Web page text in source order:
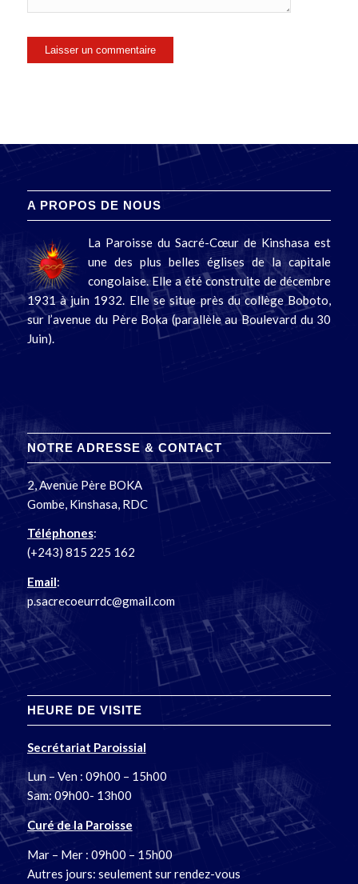
A PROPOS DE NOUS
La Paroisse du Sacré-Cœur de Kinshasa est
une des plus belles églises de la capitale
congolaise. Elle a été construite de décembre
1931 à juin 1932. Elle se situe près du collège Boboto,
sur l’avenue du Père Boka (parallèle au Boulevard du 30
Juin).
NOTRE ADRESSE & CONTACT
2, Avenue Père BOKA
Gombe, Kinshasa, RDC
Téléphones:
(+243) 815 225 162
Email:
p.sacrecoeurrdc@gmail.com
HEURE DE VISITE
Secrétariat Paroissial
Lun – Ven : 09h00 – 15h00
Sam: 09h00- 13h00
Curé de la Paroisse
Mar – Mer : 09h00 – 15h00
Autres jours: seulement sur rendez-vous